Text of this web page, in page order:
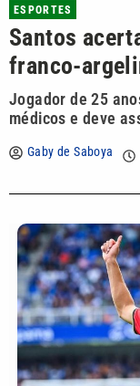
ESPORTES
Santos
franco-
Jogador de 25
médicos e deve
Gaby de Saboya